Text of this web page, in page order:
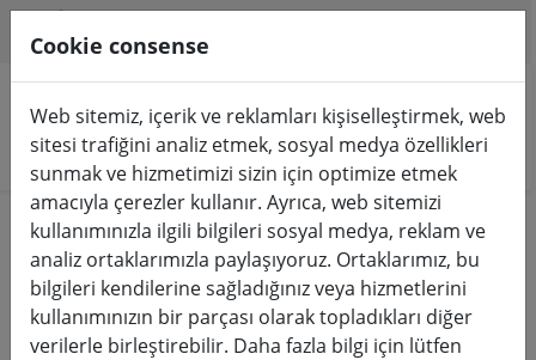
Ürünleri arayın
Home Mutfak & Yemek
Mutfak aksesuarları her mutfağı
tamamlar
Cookie consense
Web sitemiz, içerik ve reklamları kişiselleştirmek, web
sitesi trafiğini analiz etmek, sosyal medya özellikleri
sunmak ve hizmetimizi sizin için optimize etmek
amacıyla çerezler kullanır. Ayrıca, web sitemizi
kullanımınızla ilgili bilgileri sosyal medya, reklam ve
analiz ortaklarımızla paylaşıyoruz. Ortaklarımız, bu
bilgileri kendilerine sağladığınız veya hizmetlerini
kullanımınızın bir parçası olarak topladıkları diğer
verilerle birleştirebilir. Daha fazla bilgi için lütfen